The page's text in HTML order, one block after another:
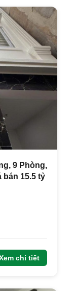
9 Phòng,
bán 15.5 tỷ
chi tiết